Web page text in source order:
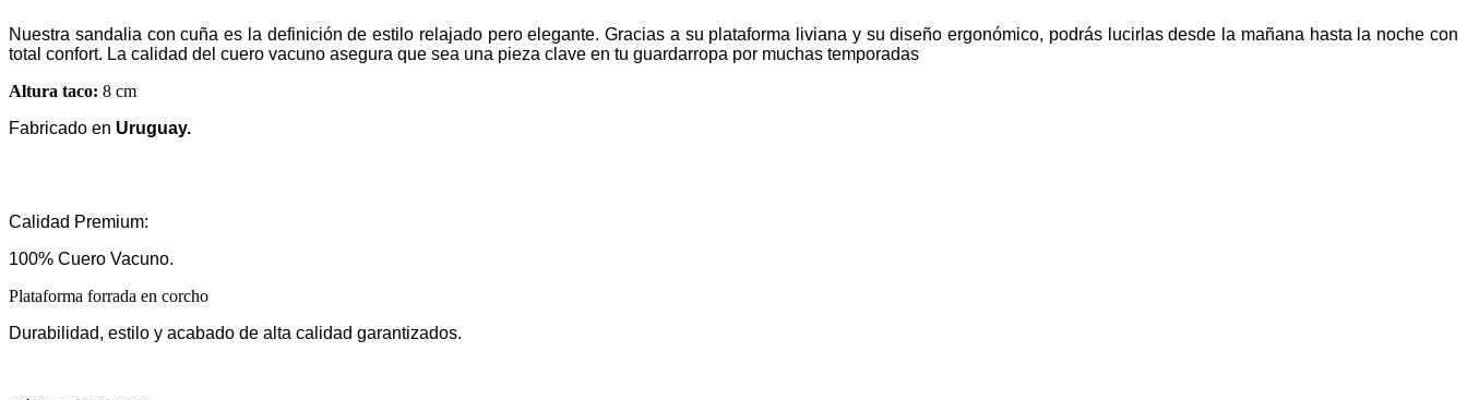
Nuestra sandalia con cuña es la definición de estilo relajado pero elegante. Gracias a su plataforma liviana y su diseño ergonómico, podrás lucirlas desde la mañana hasta la noche con
total confort. La calidad del cuero vacuno asegura que sea una pieza clave en tu guardarropa por muchas temporadas
Altura taco: 8 cm
Fabricado en Uruguay.
Calidad Premium:
100% Cuero Vacuno.
Plataforma forrada en corcho
Durabilidad, estilo y acabado de alta calidad garantizados.